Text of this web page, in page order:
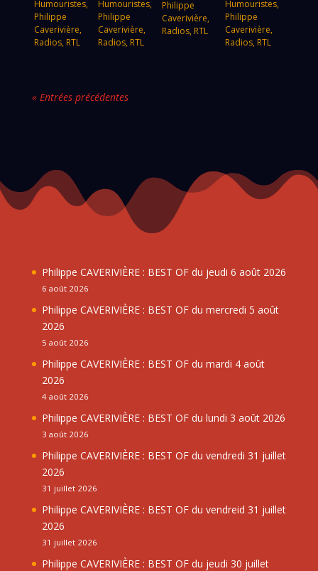
Humouristes,
Philippe
Caverivière,
Radios, RTL
Humouristes,
Philippe
Caverivière,
Radios, RTL
Philippe
Caverivière,
Radios, RTL
Humouristes,
Philippe
Caverivière,
Radios, RTL
« Entrées précédentes
Philippe CAVERIVIÈRE : BEST OF du jeudi 6 août 2026
6 août 2026
Philippe CAVERIVIÈRE : BEST OF du mercredi 5 août
2026
5 août 2026
Philippe CAVERIVIÈRE : BEST OF du mardi 4 août
2026
4 août 2026
Philippe CAVERIVIÈRE : BEST OF du lundi 3 août 2026
3 août 2026
Philippe CAVERIVIÈRE : BEST OF du vendredi 31 juillet
2026
31 juillet 2026
Philippe CAVERIVIÈRE : BEST OF du vendreid 31 juillet
2026
31 juillet 2026
Philippe CAVERIVIÈRE : BEST OF du jeudi 30 juillet